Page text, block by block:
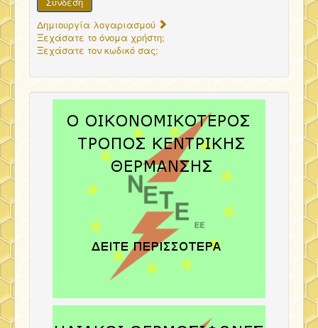
Δημιουργία λογαριασμού
Ξεχάσατε το όνομα χρήστη;
Ξεχάσατε τον κωδικό σας;